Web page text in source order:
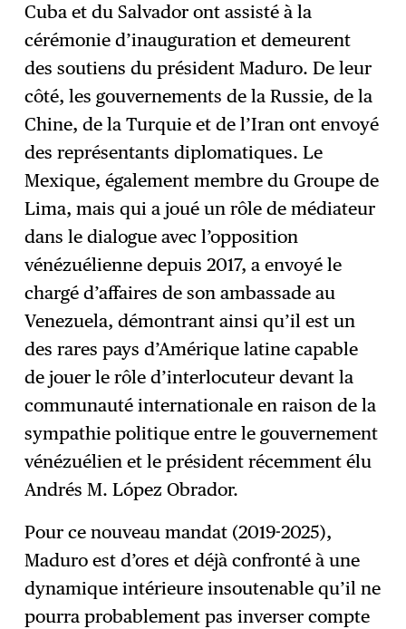
Cuba et du Salvador ont assisté à la
cérémonie d’inauguration et demeurent
des soutiens du président Maduro. De leur
côté, les gouvernements de la Russie, de la
Chine, de la Turquie et de l’Iran ont envoyé
des représentants diplomatiques. Le
Mexique, également membre du Groupe de
Lima, mais qui a joué un rôle de médiateur
dans le dialogue avec l’opposition
vénézuélienne depuis 2017, a envoyé le
chargé d’affaires de son ambassade au
Venezuela, démontrant ainsi qu’il est un
des rares pays d’Amérique latine capable
de jouer le rôle d’interlocuteur devant la
communauté internationale en raison de la
sympathie politique entre le gouvernement
vénézuélien et le président récemment élu
Andrés M. López Obrador.
Pour ce nouveau mandat (2019-2025),
Maduro est d’ores et déjà confronté à une
dynamique intérieure insoutenable qu’il ne
pourra probablement pas inverser compte